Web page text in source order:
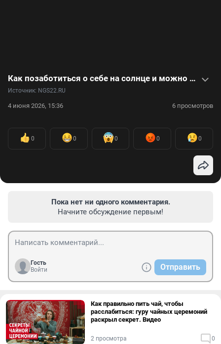
Как позаботиться о себе на солнце и можно ли вообще загорать, дерматолог рассказал в коротком видео
Источник: NGS22.RU
4 июня 2026, 15:36 6 просмотров
0 0 0 0 0
Пока нет ни одного комментария.
Начните обсуждение первым!
Гость
Войти
Отправить
Как правильно пить чай, чтобы
расслабиться: гуру чайных церемоний
раскрыл секрет. Видео
2 просмотра 0